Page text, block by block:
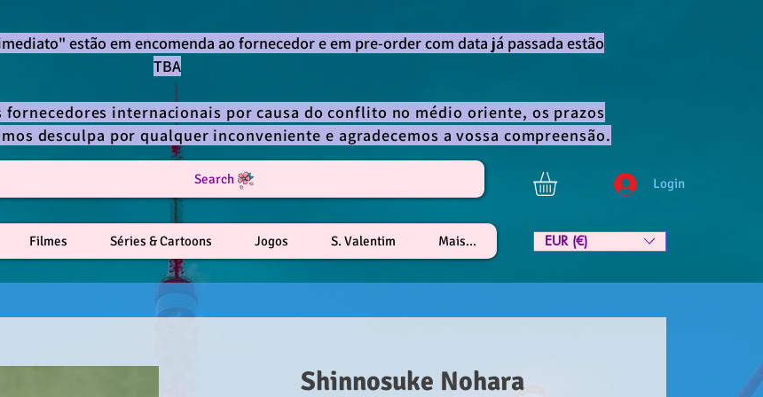
Login
estão em encomenda ao fornecedor e em pre-order com data já passada estão
TBA
internacionais por causa do conflito no médio oriente, os prazos
desculpa por qualquer inconveniente e agradecemos a vossa compreensão.
Search
Filmes Séries & Cartoons Jogos S. Valentim Mais... EUR (€)
Shinnosuke Nohara